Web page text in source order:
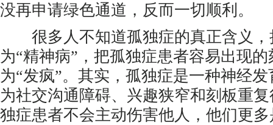
没再申请绿色通道，反而一切顺利。
很多人不知道孤独症的真正含义，
为“精神病”，把孤独症患者容易出现
为“发疯”。其实，孤独症是一种神经
为社交沟通障碍、兴趣狭窄和刻板重
独症患者不会主动伤害他人，他们更